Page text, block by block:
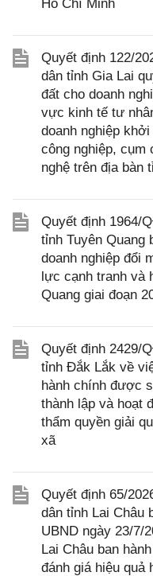
Hồ Chí Minh
Quyết định 122/
dân tỉnh Gia Lai
đất cho doanh
vực kinh tế tư
doanh nghiệp
công nghiệp,
nghệ trên địa bàn
Quyết định 1964/
tỉnh Tuyên Quang
doanh nghiệp đổi
lực cạnh tranh và
Quang giai đoạn
Quyết định 2429/
tỉnh Đắk Lắk về
hành chính được
thành lập và hoạt
thẩm quyền giải
xã
Quyết định 65/
dân tỉnh Lai Châu
UBND ngày 23/7/
Lai Châu ban
đánh giá hiệu quả